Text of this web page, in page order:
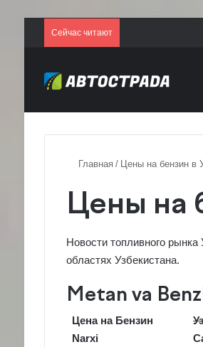
Сейчас читают
Главная / Цены на бензин в
Цены на
Новости топливного
областях Узбекистана.
Metan va
Цена на Бензин
Narxi